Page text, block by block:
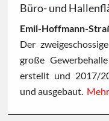
Büro- und
Emil-Hoffmann-
Der
große
erstellt und 2017/
und ausgebaut. Mehr